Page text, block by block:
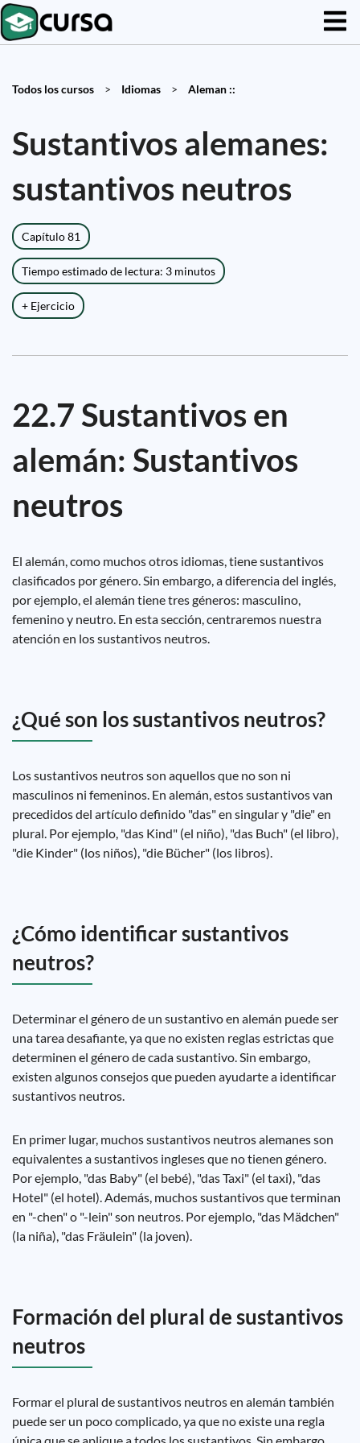
Todos los cursos > Idiomas > Aleman ::
Sustantivos alemanes:
sustantivos neutros
Capítulo 81
Tiempo estimado de lectura: 3 minutos
+ Ejercicio
22.7 Sustantivos en
alemán: Sustantivos
neutros
El alemán, como muchos otros idiomas, tiene sustantivos
clasificados por género. Sin embargo, a diferencia del inglés,
por ejemplo, el alemán tiene tres géneros: masculino,
femenino y neutro. En esta sección, centraremos nuestra
atención en los sustantivos neutros.
¿Qué son los sustantivos neutros?
Los sustantivos neutros son aquellos que no son ni
masculinos ni femeninos. En alemán, estos sustantivos van
precedidos del artículo definido "das" en singular y "die" en
plural. Por ejemplo, "das Kind" (el niño), "das Buch" (el libro),
"die Kinder" (los niños), "die Bücher" (los libros).
¿Cómo identificar sustantivos
neutros?
Determinar el género de un sustantivo en alemán puede ser
una tarea desafiante, ya que no existen reglas estrictas que
determinen el género de cada sustantivo. Sin embargo,
existen algunos consejos que pueden ayudarte a identificar
sustantivos neutros.
En primer lugar, muchos sustantivos neutros alemanes son
equivalentes a sustantivos ingleses que no tienen género.
Por ejemplo, "das Baby" (el bebé), "das Taxi" (el taxi), "das
Hotel" (el hotel). Además, muchos sustantivos que terminan
en "-chen" o "-lein" son neutros. Por ejemplo, "das Mädchen"
(la niña), "das Fräulein" (la joven).
Formación del plural de sustantivos
neutros
Formar el plural de sustantivos neutros en alemán también
puede ser un poco complicado, ya que no existe una regla